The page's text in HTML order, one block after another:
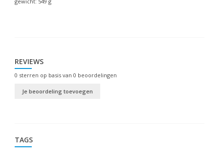
REVIEWS
0 sterren op basis van 0 beoordelingen
Je beoordeling toevoegen
TAGS